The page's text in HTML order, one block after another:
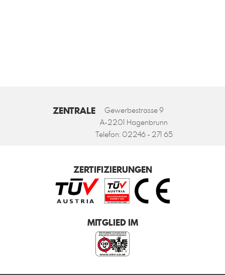
ZENTRALE
Gewerbestrasse 9
A-2201 Hagenbrunn
Telefon: 02246 - 271 65
ZERTIFIZIERUNGEN
MITGLIED IM